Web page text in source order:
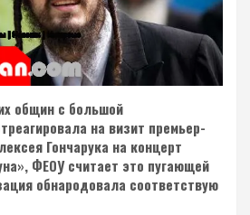
общин с большой
на визит премьер-
Гончарука на концерт
ФЕОУ считает это пугающей
обнародовала соответствую